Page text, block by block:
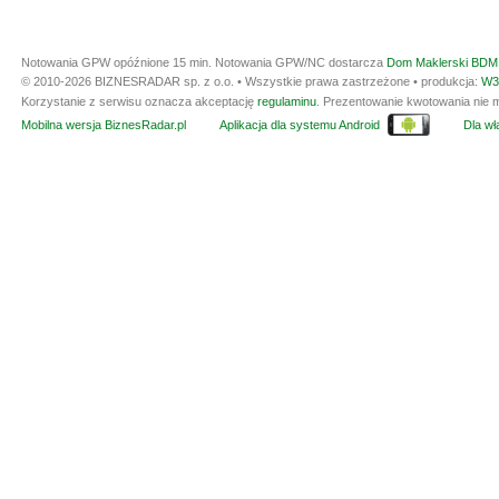
Notowania GPW opóźnione 15 min. Notowania GPW/NC dostarcza Dom Maklerski
© 2010-2026 BIZNESRADAR sp. z o.o. • Wszystkie prawa zastrzeżone • produkcja:
Korzystanie z serwisu oznacza akceptację regulaminu . Prezentowanie kwotowania
Mobilna wersja BiznesRadar.pl
Aplikacja dla systemu Android Dla